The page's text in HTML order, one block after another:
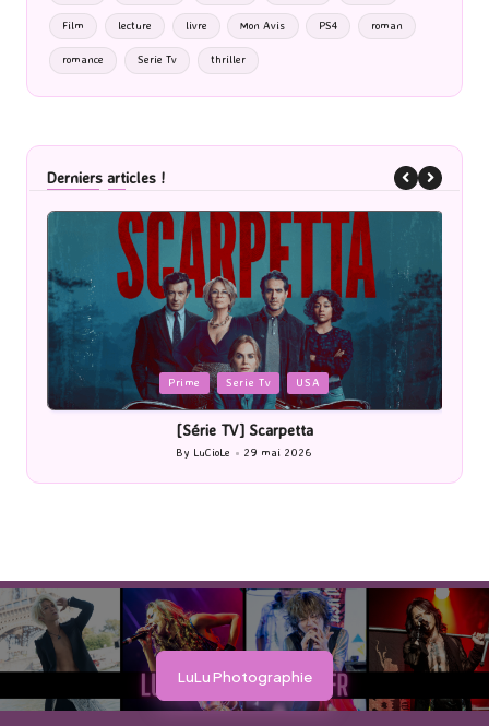
Film lecture livre Mon Avis PS4 roman
romance Serie Tv thriller
Derniers articles !
Serie Tv USA
by
Posted
in
by
LuLu Photographie